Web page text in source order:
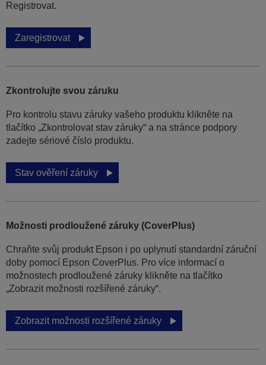
Registrovat.
Zaregistrovat
Zkontrolujte svou záruku
Pro kontrolu stavu záruky vašeho produktu klikněte na
tlačítko „Zkontrolovat stav záruky“ a na stránce podpory
zadejte sériové číslo produktu.
Stav ověření záruky
Možnosti prodloužené záruky (CoverPlus)
Chraňte svůj produkt Epson i po uplynutí standardní záruční
doby pomocí Epson CoverPlus. Pro více informací o
možnostech prodloužené záruky klikněte na tlačítko
„Zobrazit možnosti rozšířené záruky“.
Zobrazit možnosti rozšířené záruky